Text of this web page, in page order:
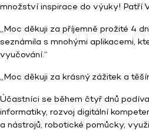
množství inspirace do výuky! Patří
„Moc děkuji za příjemně prožité 4
seznámila s mnohými aplikacemi,
vyučování.“
„Moc děkuji za krásný zážitek a
Účastníci se během čtyř dnů
informatiky, rozvoj digitální
a nástrojů, robotické pomůcky,